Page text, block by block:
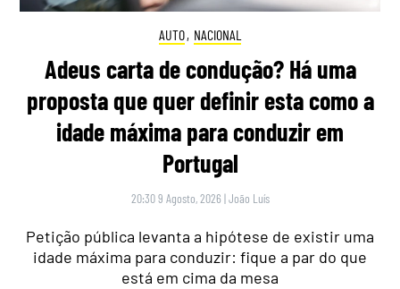
AUTO, NACIONAL
Adeus carta de condução? Há uma
proposta que quer definir esta como a
idade máxima para conduzir em
Portugal
20:30 9 Agosto, 2026 |João Luís
Petição pública levanta a hipótese de existir uma
idade máxima para conduzir: fique a par do que
está em cima da mesa